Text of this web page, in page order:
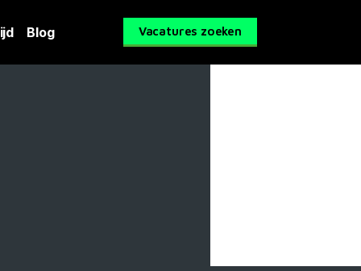
Blog Vacatures zoeken